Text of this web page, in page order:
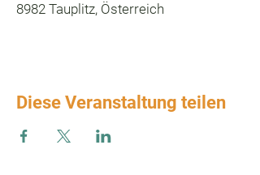
8982 Tauplitz, Österreich
Diese Veranstaltung teilen